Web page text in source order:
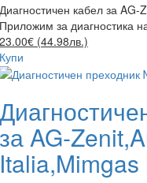
Диагностичен кабел за
Приложим за диагностика
23.00€ (44.98лв.)
Купи
за AG-
Italia,Mimgas